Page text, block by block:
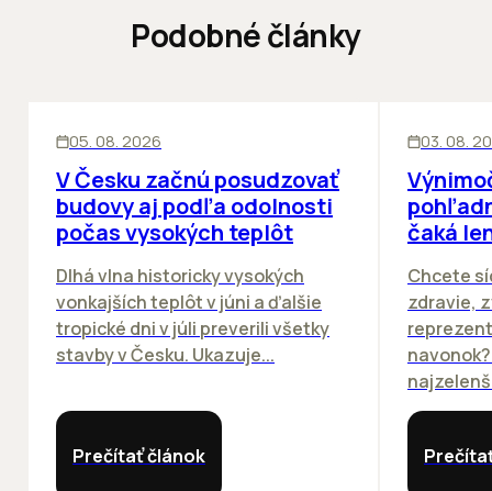
Podobné články
05. 08. 2026
V Česku začnú posudzovať
budovy aj podľa odolnosti
počas vysokých teplôt
Dlhá vlna historicky vysokých
vonkajších teplôt v júni a ďalšie
tropické dni v júli preverili všetky
stavby v Česku. Ukazuje...
Prečítať článok
03. 08.
čaká
Chcete
zdravie,